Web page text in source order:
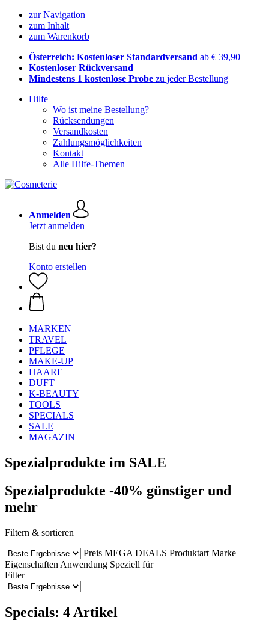
zur Navigation
zum Inhalt
zum Warenkorb
Österreich: Kostenloser Standardversand ab € 39,90
Kostenloser Rückversand
Mindestens 1 kostenlose Probe zu jeder Bestellung
Hilfe
Wo ist meine Bestellung?
Rücksendungen
Versandkosten
Zahlungsmöglichkeiten
Kontakt
Alle Hilfe-Themen
Anmelden
Jetzt anmelden
Bist du neu hier?
Konto erstellen
MARKEN
TRAVEL
PFLEGE
MAKE-UP
HAARE
DUFT
K-BEAUTY
TOOLS
SPECIALS
SALE
MAGAZIN
Spezialprodukte im SALE
Spezialprodukte -40% günstiger und
mehr
Filtern & sortieren
Preis MEGA DEALS Produktart Marke
Eigenschaften Anwendung Speziell für
Filter
Specials: 4 Artikel